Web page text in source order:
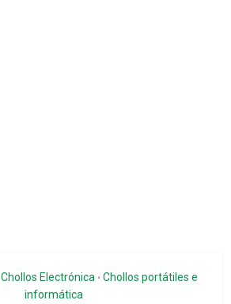
Chollos Electrónica • Chollos portátiles e
informática